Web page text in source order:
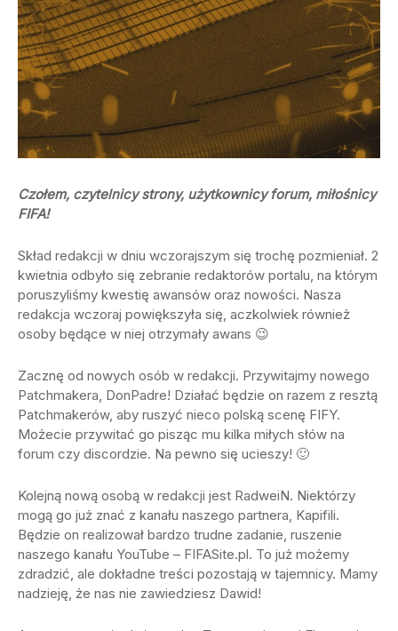
Czołem, czytelnicy strony, użytkownicy forum, miłośnicy
FIFA!
Skład redakcji w dniu wczorajszym się trochę pozmieniał. 2
kwietnia odbyło się zebranie redaktorów portalu, na którym
poruszyliśmy kwestię awansów oraz nowości. Nasza
redakcja wczoraj powiększyła się, aczkolwiek również
osoby będące w niej otrzymały awans 😉
Zacznę od nowych osób w redakcji. Przywitajmy nowego
Patchmakera, DonPadre! Działać będzie on razem z resztą
Patchmakerów, aby ruszyć nieco polską scenę FIFY.
Możecie przywitać go pisząc mu kilka miłych słów na
forum czy discordzie. Na pewno się ucieszy! 🙂
Kolejną nową osobą w redakcji jest RadweiN. Niektórzy
mogą go już znać z kanału naszego partnera, Kapifili.
Będzie on realizował bardzo trudne zadanie, ruszenie
naszego kanału YouTube – FIFASite.pl. To już możemy
zdradzić, ale dokładne treści pozostają w tajemnicy. Mamy
nadzieję, że nas nie zawiedziesz Dawid!